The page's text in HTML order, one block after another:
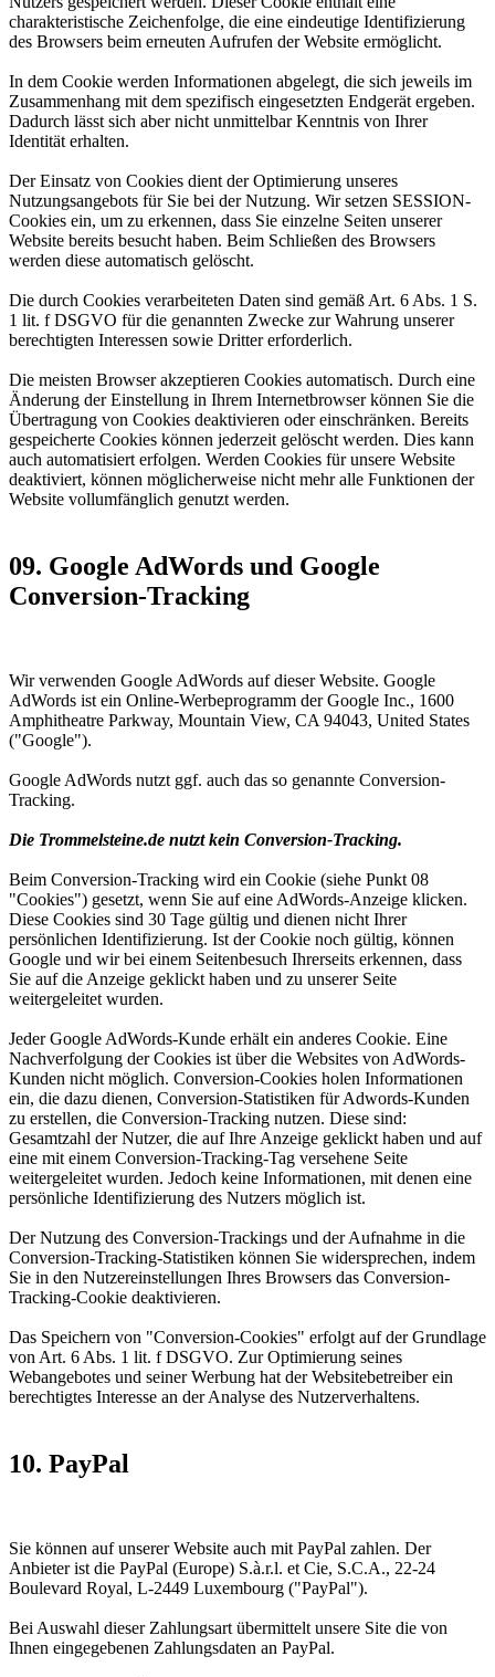
charakteristische Zeichenfolge, die eine eindeutige Identifizierung
des Browsers beim erneuten Aufrufen der Website ermöglicht.
In dem Cookie werden Informationen abgelegt, die sich jeweils im
Zusammenhang mit dem spezifisch eingesetzten Endgerät ergeben.
Dadurch lässt sich aber nicht unmittelbar Kenntnis von Ihrer
Identität erhalten.
Der Einsatz von Cookies dient der Optimierung unseres
Nutzungsangebots für Sie bei der Nutzung. Wir setzen SESSION-
Cookies ein, um zu erkennen, dass Sie einzelne Seiten unserer
Website bereits besucht haben. Beim Schließen des Browsers
werden diese automatisch gelöscht.
Die durch Cookies verarbeiteten Daten sind gemäß Art. 6 Abs. 1 S.
1 lit. f DSGVO für die genannten Zwecke zur Wahrung unserer
berechtigten Interessen sowie Dritter erforderlich.
Die meisten Browser akzeptieren Cookies automatisch. Durch eine
Änderung der Einstellung in Ihrem Internetbrowser können Sie die
Übertragung von Cookies deaktivieren oder einschränken. Bereits
gespeicherte Cookies können jederzeit gelöscht werden. Dies kann
auch automatisiert erfolgen. Werden Cookies für unsere Website
deaktiviert, können möglicherweise nicht mehr alle Funktionen der
Website vollumfänglich genutzt werden.
09. Google AdWords und Google
Conversion-Tracking
Wir verwenden Google AdWords auf dieser Website. Google
AdWords ist ein Online-Werbeprogramm der Google Inc., 1600
Amphitheatre Parkway, Mountain View, CA 94043, United States
("Google").
Google AdWords nutzt ggf. auch das so genannte Conversion-
Tracking.
Die Trommelsteine.de nutzt kein Conversion-Tracking.
Beim Conversion-Tracking wird ein Cookie (siehe Punkt 08
"Cookies") gesetzt, wenn Sie auf eine AdWords-Anzeige klicken.
Diese Cookies sind 30 Tage gültig und dienen nicht Ihrer
persönlichen Identifizierung. Ist der Cookie noch gültig, können
Google und wir bei einem Seitenbesuch Ihrerseits erkennen, dass
Sie auf die Anzeige geklickt haben und zu unserer Seite
weitergeleitet wurden.
Jeder Google AdWords-Kunde erhält ein anderes Cookie. Eine
Nachverfolgung der Cookies ist über die Websites von AdWords-
Kunden nicht möglich. Conversion-Cookies holen Informationen
ein, die dazu dienen, Conversion-Statistiken für Adwords-Kunden
zu erstellen, die Conversion-Tracking nutzen. Diese sind:
Gesamtzahl der Nutzer, die auf Ihre Anzeige geklickt haben und auf
eine mit einem Conversion-Tracking-Tag versehene Seite
weitergeleitet wurden. Jedoch keine Informationen, mit denen eine
persönliche Identifizierung des Nutzers möglich ist.
Der Nutzung des Conversion-Trackings und der Aufnahme in die
Conversion-Tracking-Statistiken können Sie widersprechen, indem
Sie in den Nutzereinstellungen Ihres Browsers das Conversion-
Tracking-Cookie deaktivieren.
Das Speichern von "Conversion-Cookies" erfolgt auf der Grundlage
von Art. 6 Abs. 1 lit. f DSGVO. Zur Optimierung seines
Webangebotes und seiner Werbung hat der Websitebetreiber ein
berechtigtes Interesse an der Analyse des Nutzerverhaltens.
10. PayPal
Sie können auf unserer Website auch mit PayPal zahlen. Der
Anbieter ist die PayPal (Europe) S.à.r.l. et Cie, S.C.A., 22-24
Boulevard Royal, L-2449 Luxembourg ("PayPal").
Bei Auswahl dieser Zahlungsart übermittelt unsere Site die von
Ihnen eingegebenen Zahlungsdaten an PayPal.